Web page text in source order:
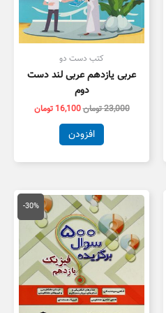
کتب دست دو
عربی یازدهم عربی لند دست
دوم
23,000تومان16,100 تومان
افزودن
24,850 تومان
-30%
قیمت
اصلی
16,000 تومان
بود.
قیمت
فعلی